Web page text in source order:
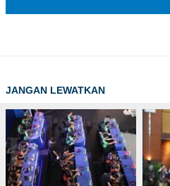
JANGAN LEWATKAN